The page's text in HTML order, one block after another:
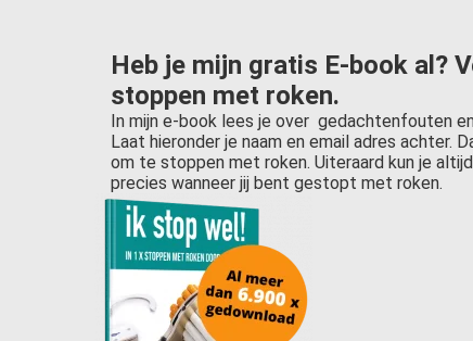
Heb je mijn gratis E-book al?
stoppen met roken.
In mijn e-book lees je over gedachtenfouten
Laat hieronder je naam en email adres achter.
om te stoppen met roken. Uiteraard kun je
precies wanneer jij bent gestopt met roken.